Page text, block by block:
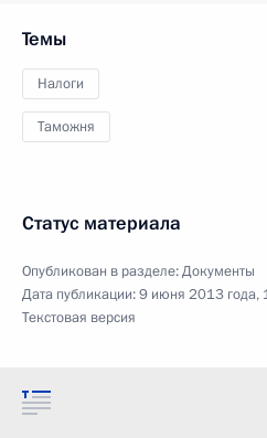
Темы
Налоги
Таможня
Статус материала
Опубликован в разделе:Документы
Дата публикации:9 июня 2013 года,
Текстовая версия